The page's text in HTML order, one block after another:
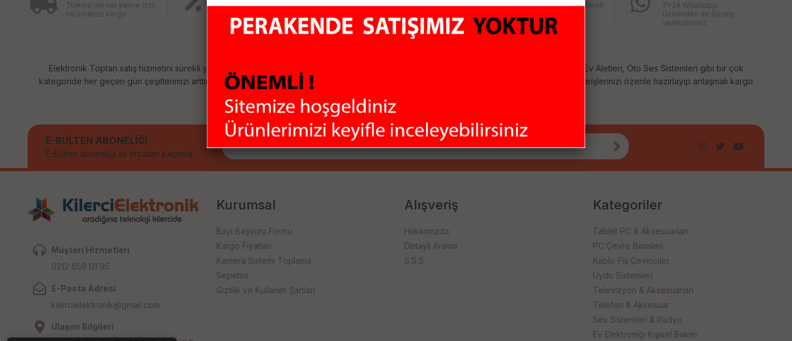
Türkiye’nin her yerine hızlı
ve ücretsiz kargo
ÜRÜNLER
Birbirinden farklı marka ve
ürünler için indirimli fiyatlar
Sİtemiz 128Mbit SSL
korunmaktadır
Aldığınız ürünü iade etmek
olmamıştı
7x24 Whatsapp
Üzerinden de Sipariş
Verebilirsiniz.
Elektronik Toptan satış hizmetini sürekli yenileyerek sizlere sunuyoruz. Bilgisayar Çevre Birimleri, Uydu Alıcıları, Güvenlik Sistemleri, Küçük Ev Aletleri, Oto Ses Sistemleri gibi bir çok
kategoride her geçen gün çeşitlerimizi arttırıyoruz. Size sağladığımız bu çeşitlilik ile ihtiyaçlarınızı tek merkezden karşılamanızı sağlıyoruz. Siparişlerinizi özenle hazırlayıp anlaşmalı kargo
E-BÜLTEN ABONELİĞİ
E-Bülten aboneliği ile fırsatları kaçırma...
Müşteri Hizmetleri
0212 659 01 95
E-Posta Adresi
kilercielektronik@gmail.com
Ulaşım Bilgileri
Kurumsal
Bayi Başvuru Formu
Kargo Fiyatları
Kamera Sistemi Toplama
Sepetim
Gizlilik ve Kullanım Şartları
Alışveriş
Hakkımızda
Detaylı Arama
S.S.S.
Kategoriler
Tablet PC & Aksesuarları
PC Çevre Birimleri
Kablo Fiş Çeviriciler
Uydu Sistemleri
Televizyon & Aksesuarları
Telefon & Aksesuar
Ses Sistemleri & Radyo
Ev Elektroniği Kişisel Bakım